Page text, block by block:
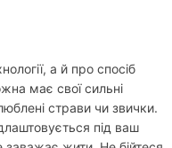
а й про спосіб
має свої сильні
страви чи звички.
під ваш